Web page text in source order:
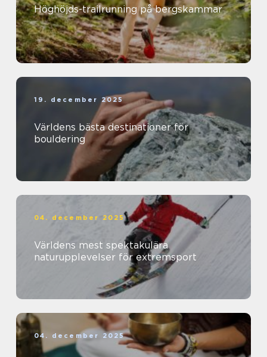
Höghöjds-trailrunning på bergskammar
19. december 2025
Världens bästa destinationer för
bouldering
04. december 2025
Världens mest spektakulära
naturupplevelser för extremsport
04. december 2025